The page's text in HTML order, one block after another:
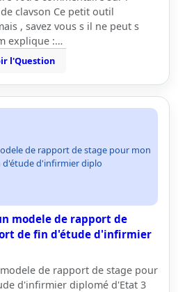
clavson Ce petit outil
, savez vous s il ne peut s
explique :…
l'Question
de rapport de stage pour mon
d'infirmier diplo
modele de rapport de
de fin d'étude d'infirmier
de rapport de stage pour
d'infirmier diplomé d'Etat 3